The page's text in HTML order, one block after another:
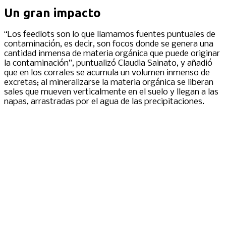
Un gran impacto
“Los feedlots son lo que llamamos fuentes puntuales de
contaminación, es decir, son focos donde se genera una
cantidad inmensa de materia orgánica que puede originar
la contaminación”, puntualizó Claudia Sainato, y añadió
que en los corrales se acumula un volumen inmenso de
excretas; al mineralizarse la materia orgánica se liberan
sales que mueven verticalmente en el suelo y llegan a las
napas, arrastradas por el agua de las precipitaciones.